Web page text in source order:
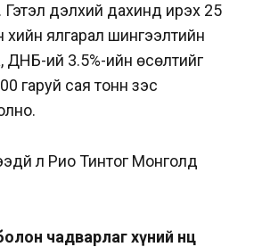
дэлхий дахинд ирэх 25
хийн ялгарал шингээлтийн
ДНБ-ий 3.5%-ийн өсөлтийг
гаруй сая тонн зэс
л Рио Тинтог Монголд
чадварлаг хүний нөөц